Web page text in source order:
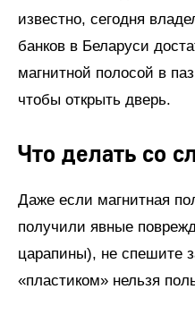
известно, сегодня
банков в Беларуси
магнитной полосой в
чтобы открыть дверь.
Что делать со
Даже если магнитная
получили явные
царапины), не спешите
«пластиком» нельзя